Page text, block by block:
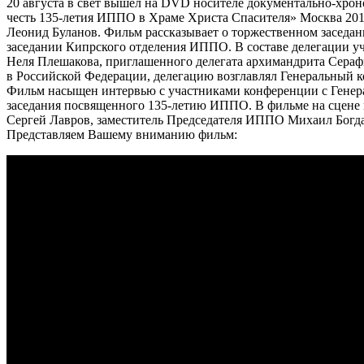
честь 135-летия ИППО в Храме Христа Спасителя» Москва
Леонид Буланов. Фильм рассказывает о торжественном
заседании Кипрского отделения ИППО. В составе делегации
Неля Плешакова, приглашенного делегата архимандрита
в Российской Федерации, делегацию возглавлял Генеральный
Фильм насыщен интервью с участниками конференции с
заседания посвященного 135-летию ИППО. В фильме на
Сергей Лавров, заместитель Председателя ИППО Михаил
Представляем Вашему вниманию фильм: